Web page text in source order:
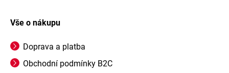
Vše o nákupu
Doprava a platba
Obchodní podmínky B2C